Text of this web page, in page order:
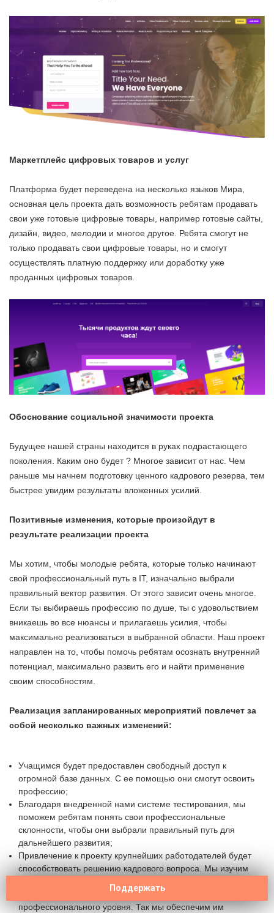
Поддержать
Маркетплейс цифровых товаров и услуг
Платформа будет переведена на несколько языков Мира,
основная цель проекта дать возможность ребятам продавать
свои уже готовые цифровые товары, например готовые сайты,
дизайн, видео, мелодии и многое другое. Ребята смогут не
только продавать свои цифровые товары, но и смогут
осуществлять платную поддержку или доработку уже
проданных цифровых товаров.
Обоснование социальной значимости проекта
Будущее нашей страны находится в руках подрастающего
поколения. Каким оно будет ? Многое зависит от нас. Чем
раньше мы начнем подготовку ценного кадрового резерва, тем
быстрее увидим результаты вложенных усилий.
Позитивные изменения, которые произойдут в
результате реализации проекта
Мы хотим, чтобы молодые ребята, которые только начинают
свой профессиональный путь в IT, изначально выбрали
правильный вектор развития. От этого зависит очень многое.
Если ты выбираешь профессию по душе, ты с удовольствием
вникаешь во все нюансы и прилагаешь усилия, чтобы
максимально реализоваться в выбранной области. Наш проект
направлен на то, чтобы помочь ребятам осознать внутренний
потенциал, максимально развить его и найти применение
своим способностям.
Реализация запланированных мероприятий повлечет за
собой несколько важных изменений:
Учащимся будет предоставлен свободный доступ к
огромной базе данных. С ее помощью они смогут освоить
профессию;
Благодаря внедренной нами системе тестирования, мы
поможем ребятам понять свои профессиональные
склонности, чтобы они выбрали правильный путь для
дальнейшего развития;
Привлечение к проекту крупнейших работодателей будет
способствовать решению кадрового вопроса. Мы изучим
области IT и поможем молодым ребятам достигнуть нужного
профессионального уровня. Так мы обеспечим им